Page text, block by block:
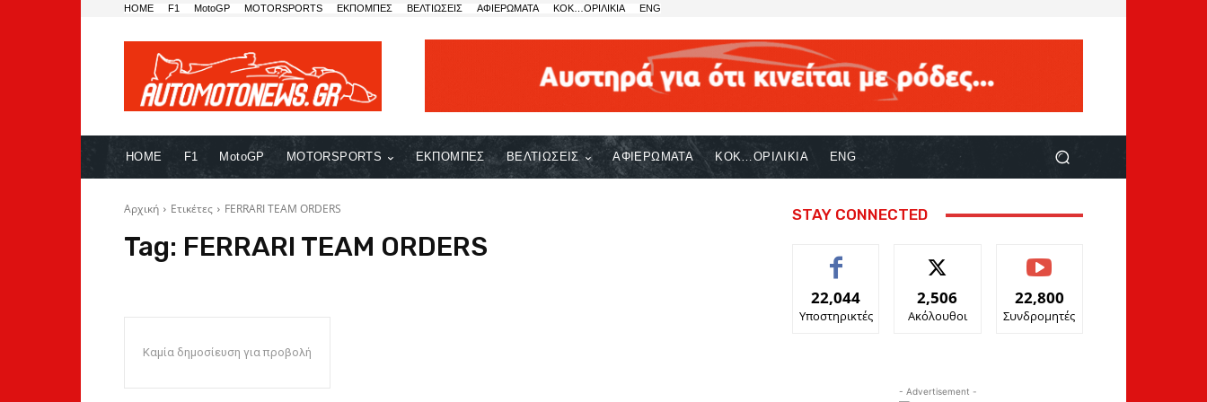
HOME F1 MotoGP MOTORSPORTS ΕΚΠΟΜΠΕΣ ΒΕΛΤΙΩΣΕΙΣ ΑΦΙΕΡΩΜΑΤΑ ΚΟΚ…ΟΡΙΛΙΚΙΑ ENG
HOME F1 MotoGP MOTORSPORTS ΕΚΠΟΜΠΕΣ ΒΕΛΤΙΩΣΕΙΣ ΑΦΙΕΡΩΜΑΤΑ ΚΟΚ…ΟΡΙΛΙΚΙΑ ENG
Αρχική Ετικέτες FERRARI TEAM ORDERS
Tag: FERRARI TEAM ORDERS
Καμία δημοσίευση για προβολή
STAY CONNECTED
22,044
Υποστηρικτές
2,506
Ακόλουθοι
22,800
Συνδρομητές
- Advertisement -